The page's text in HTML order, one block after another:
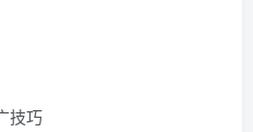
技巧